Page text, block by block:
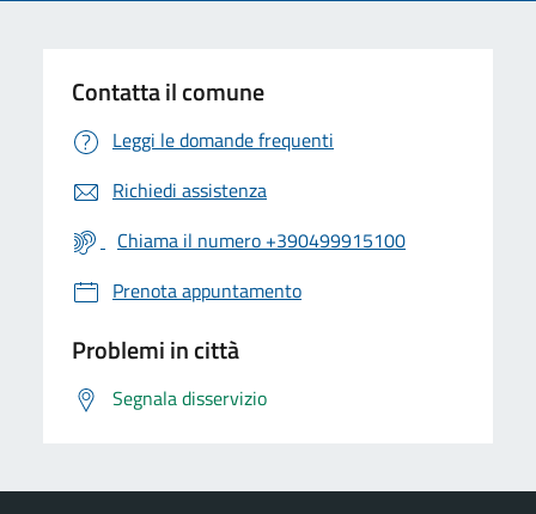
Contatta il comune
Leggi le domande frequenti
Richiedi assistenza
Chiama il numero +390499915100
Prenota appuntamento
Problemi in città
Segnala disservizio